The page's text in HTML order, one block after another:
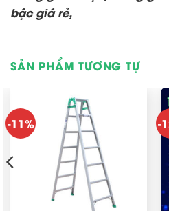
bậc giá rẻ,
SẢN PHẨM TƯƠNG TỰ
-11% -